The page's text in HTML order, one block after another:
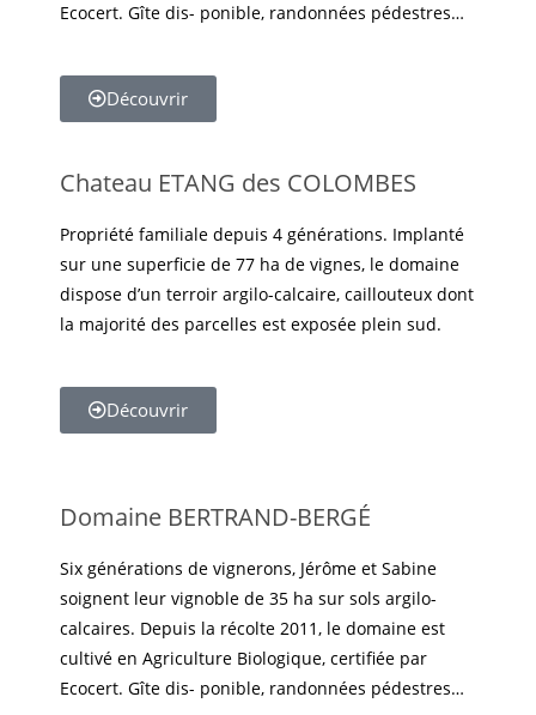
Ecocert. Gîte dis- ponible, randonnées pédestres…
Découvrir
Chateau ETANG des COLOMBES
Propriété familiale depuis 4 générations. Implanté
sur une superficie de 77 ha de vignes, le domaine
dispose d’un terroir argilo-calcaire, caillouteux dont
la majorité des parcelles est exposée plein sud.
Découvrir
Domaine BERTRAND-BERGÉ
Six générations de vignerons, Jérôme et Sabine
soignent leur vignoble de 35 ha sur sols argilo-
calcaires. Depuis la récolte 2011, le domaine est
cultivé en Agriculture Biologique, certifiée par
Ecocert. Gîte dis- ponible, randonnées pédestres…